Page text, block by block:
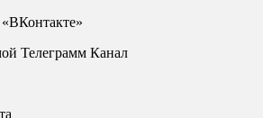
Телеграмм Канал